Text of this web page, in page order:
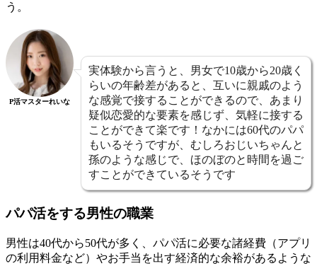
う。
P活マスターれいな
実体験から言うと、男女で10歳から20歳く
らいの年齢差があると、互いに親戚のよう
な感覚で接することができるので、あまり
疑似恋愛的な要素を感じず、気軽に接する
ことができて楽です！なかには60代のパパ
もいるそうですが、むしろおじいちゃんと
孫のような感じで、ほのぼのと時間を過ご
すことができているそうです
パパ活をする男性の職業
男性は40代から50代が多く、パパ活に必要な諸経費（アプリ
の利用料金など）やお手当を出す経済的な余裕があるような